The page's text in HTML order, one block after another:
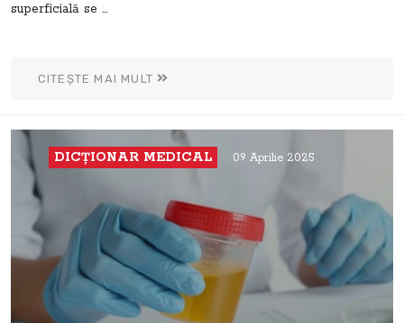
superficială se ...
CITEȘTE MAI MULT
DICŢIONAR MEDICAL 09 Aprilie 2025